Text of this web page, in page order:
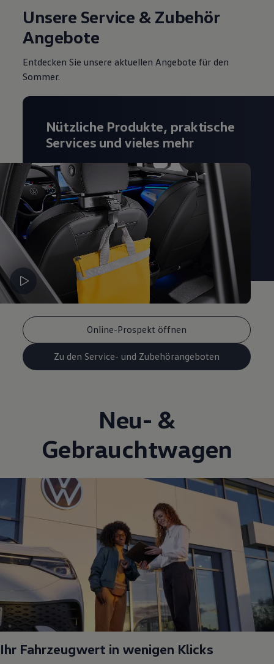
Unsere Service & Zubehör
Angebote
Entdecken Sie unsere aktuellen Angebote für den
Sommer.
Online-Prospekt öffnen
Zu den Service- und Zubehörangeboten
Nützliche Produkte, praktische
Services und vieles mehr
Neu- &
Gebrauchtwagen
Ihr Fahrzeugwert in wenigen Klicks